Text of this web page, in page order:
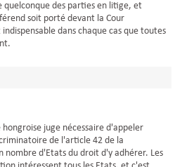
quelconque des parties en litige, et
soit porté devant la Cour
dans chaque cas que toutes
juge nécessaire d'appeler
de l'article 42 de la
nombre d'Etats du droit d'y adhérer. Les